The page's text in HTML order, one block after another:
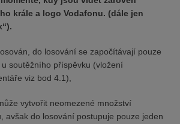
krále a logo Vodafonu. (dále jen
do losování se započítávají pouze
soutěžního příspěvku (vložení
viz bod 4.1),
vytvořit neomezené množství
avšak do losování postupuje pouze jeden